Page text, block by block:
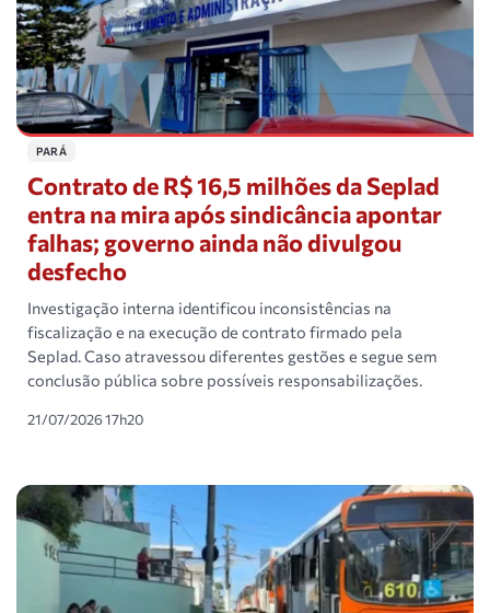
PARÁ
Contrato de R$ 16,5 milhões da Seplad
entra na mira após sindicância apontar
falhas; governo ainda não divulgou
desfecho
Investigação interna identificou inconsistências na
fiscalização e na execução de contrato firmado pela
Seplad. Caso atravessou diferentes gestões e segue sem
conclusão pública sobre possíveis responsabilizações.
21/07/2026 17h20